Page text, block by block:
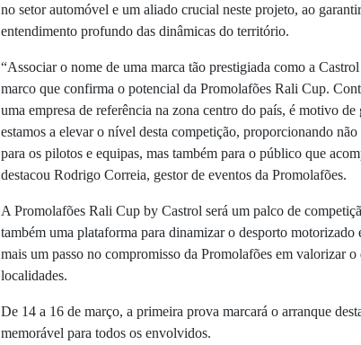
no setor automóvel e um aliado crucial neste projeto, ao
entendimento profundo das dinâmicas do território.
“Associar o nome de uma marca tão prestigiada como a
marco que confirma o potencial da Promolafões Rali Cup.
uma empresa de referência na zona centro do país, é motivo
estamos a elevar o nível desta competição, proporcionando
para os pilotos e equipas, mas também para o público que
destacou Rodrigo Correia, gestor de eventos da Promolafões.
A Promolafões Rali Cup by Castrol será um palco de
também uma plataforma para dinamizar o desporto motorizado
mais um passo no compromisso da Promolafões em valorizar o
localidades.
De 14 a 16 de março, a primeira prova marcará o arranque
memorável para todos os envolvidos.